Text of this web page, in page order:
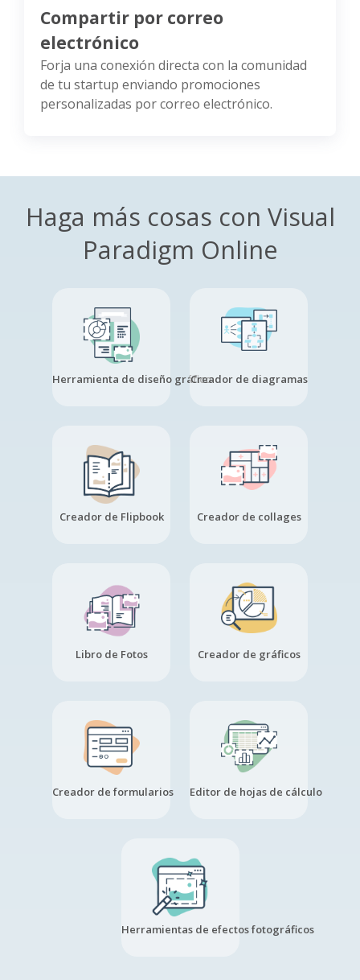
Compartir por correo
electrónico
Forja una conexión directa con la comunidad
de tu startup enviando promociones
personalizadas por correo electrónico.
Haga más cosas con Visual
Paradigm Online
Herramienta de diseño gráficoCreador de diagramas
Creador de Flipbook Creador de collages
Libro de Fotos Creador de gráficos
Creador de formularios Editor de hojas de cálculo
Herramientas de efectos fotográficos